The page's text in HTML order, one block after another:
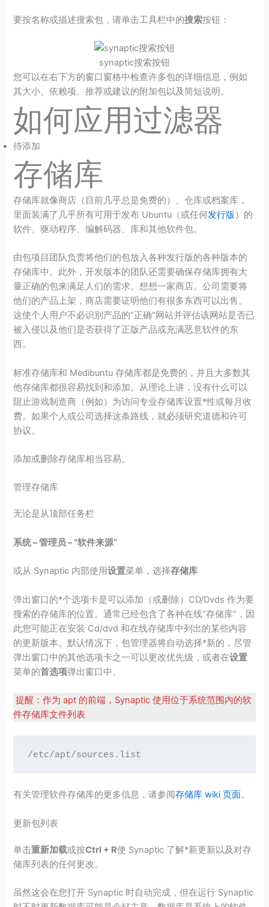
要按名称或描述搜索包，请单击工具栏中的搜索按钮：
synaptic搜索按钮
您可以在右下方的窗口窗格中检查许多包的详细信息，例如
其大小、依赖项、推荐或建议的附加包以及简短说明。
如何应用过滤器
待添加
存储库
存储库就像商店（目前几乎总是免费的）、仓库或档案库，
里面装满了几乎所有可用于发布 Ubuntu（或任何发行版）的
软件、驱动程序、编解码器、库和其他软件包。
由包项目团队负责将他们的包放入各种发行版的各种版本的
存储库中。此外，开发版本的团队还需要确保存储库拥有大
量正确的包来满足人们的需求。想想一家商店。公司需要将
他们的产品上架，商店需要证明他们有很多东西可以出售。
这使个人用户不必识别产品的“正确”网站并评估该网站是否已
被入侵以及他们是否获得了正版产品或充满恶意软件的东
西。
标准存储库和 Medibuntu 存储库都是免费的，并且大多数其
他存储库都很容易找到和添加。从理论上讲，没有什么可以
阻止游戏制造商（例如）为访问专业存储库设置*性或每月收
费。如果个人或公司选择这条路线，就必须研究道德和许可
协议。
添加或删除存储库相当容易。
管理存储库
无论是从顶部任务栏
系统 – 管理员 – “软件来源”
或从 Synaptic 内部使用设置菜单，选择存储库
弹出窗口的*个选项卡是可以添加（或删除）CD/Dvds 作为要
搜索的存储库的位置。通常已经包含了各种在线“存储库”，因
此您可能正在安装 Cd/dvd 和在线存储库中列出的某些内容
的更新版本。默认情况下，包管理器将自动选择*新的，尽管
弹出窗口中的其他选项卡之一可以更改优先级，或者在设置
菜单的首选项弹出窗口中。
提醒：作为 apt 的前端，Synaptic 使用位于系统范围内的软
件存储库文件列表
/etc/apt/sources.list
有关管理软件存储库的更多信息，请参阅存储库 wiki 页面。
更新包列表
单击重新加载或按Ctrl + R使 Synaptic 了解*新更新以及对存
储库列表的任何更改。
虽然这会在您打开 Synaptic 时自动完成，但在运行 Synaptic